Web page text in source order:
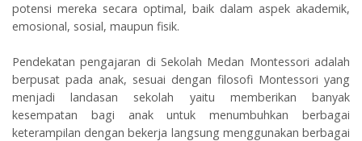
potensi mereka secara optimal, baik dalam aspek akademik,
emosional, sosial, maupun fisik.
Pendekatan pengajaran di Sekolah Medan Montessori adalah
berpusat pada anak, sesuai dengan filosofi Montessori yang
menjadi landasan sekolah yaitu memberikan banyak
kesempatan bagi anak untuk menumbuhkan berbagai
keterampilan dengan bekerja langsung menggunakan berbagai